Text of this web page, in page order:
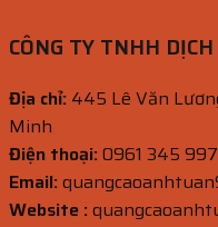
CÔNG TY TNHH
Địa chỉ: 445 Lê Văn
Minh
Điện thoại:0961 345
Email:
Website :